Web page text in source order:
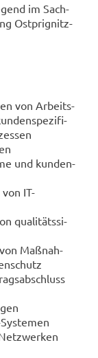
im Sach­
Ostprignitz-​
von Ar­beits­
und kun­den­
IT-​
qua­li­täts­si­
Maß­nah­